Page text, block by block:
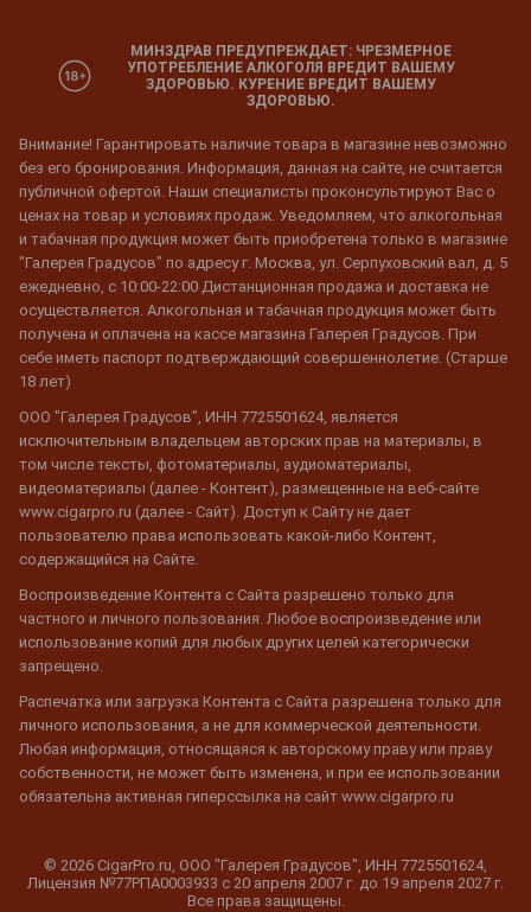
МИНЗДРАВ ПРЕДУПРЕЖДАЕТ: ЧРЕЗМЕРНОЕ
УПОТРЕБЛЕНИЕ АЛКОГОЛЯ ВРЕДИТ ВАШЕМУ
ЗДОРОВЬЮ. КУРЕНИЕ ВРЕДИТ ВАШЕМУ
ЗДОРОВЬЮ.
Внимание! Гарантировать наличие товара в магазине невозможно
без его бронирования. Информация, данная на сайте, не считается
публичной офертой. Наши специалисты проконсультируют Вас о
ценах на товар и условиях продаж. Уведомляем, что алкогольная
и табачная продукция может быть приобретена только в магазине
"Галерея Градусов" по адресу г. Москва, ул. Серпуховский вал, д. 5
ежедневно, с 10:00-22:00 Дистанционная продажа и доставка не
осуществляется. Алкогольная и табачная продукция может быть
получена и оплачена на кассе магазина Галерея Градусов. При
себе иметь паспорт подтверждающий совершеннолетие. (Старше
18 лет)
ООО "Галерея Градусов", ИНН 7725501624, является
исключительным владельцем авторских прав на материалы, в
том числе тексты, фотоматериалы, аудиоматериалы,
видеоматериалы (далее - Контент), размещенные на веб-сайте
www.cigarpro.ru (далее - Сайт). Доступ к Сайту не дает
пользователю права использовать какой-либо Контент,
содержащийся на Сайте.
Воспроизведение Контента с Сайта разрешено только для
частного и личного пользования. Любое воспроизведение или
использование копий для любых других целей категорически
запрещено.
Распечатка или загрузка Контента с Сайта разрешена только для
личного использования, а не для коммерческой деятельности.
Любая информация, относящаяся к авторскому праву или праву
собственности, не может быть изменена, и при ее использовании
обязательна активная гиперссылка на сайт www.cigarpro.ru
© 2026 CigarPro.ru, ООО "Галерея Градусов", ИНН 7725501624,
Лицензия №77РПА0003933 c 20 апреля 2007 г. до 19 апреля 2027 г.
Все права защищены.